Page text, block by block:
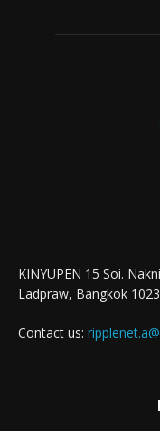
KINYUPEN 15 Soi.
Ladpraw, Bangkok
Contact us: